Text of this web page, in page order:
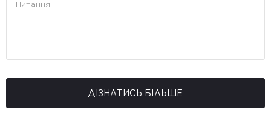
ДІЗНАТИСЬ БІЛЬШЕ